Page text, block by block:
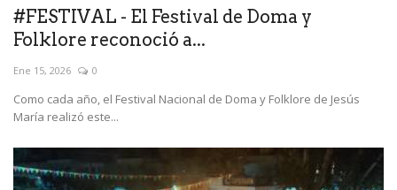
#FESTIVAL - El Festival de Doma y
Folklore reconoció a...
Ene 15, 2026 0
Como cada año, el Festival Nacional de Doma y Folklore de Jesús
María realizó este...